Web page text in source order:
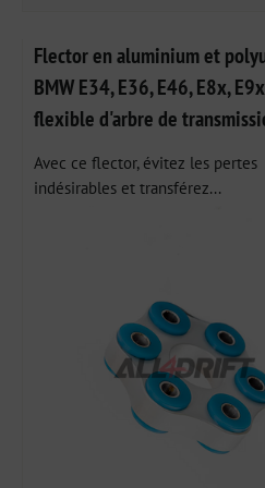
Flector en aluminium et
BMW E34, E36, E46, E8x,
flexible d'arbre de
Avec ce flector, évitez les pertes
indésirables et transférez...